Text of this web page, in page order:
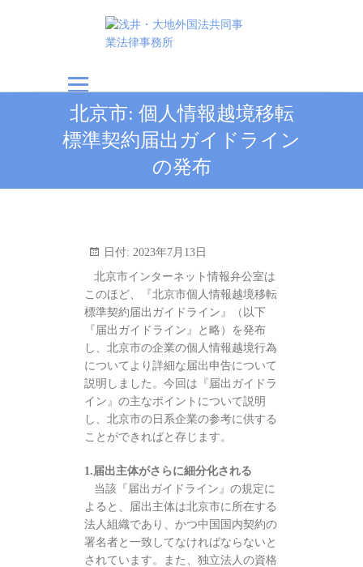
浅井・大地外国法共
同事業法律事務所
北京市: 個人情報越境移転
標準契約届出ガイドライン
の発布
日付: 2023年7月13日
北京市インターネット情報弁公室は
このほど、『北京市個人情報越境移転
標準契約届出ガイドライン』（以下
『届出ガイドライン』と略）を発布
し、北京市の企業の個人情報越境行為
についてより詳細な届出申告について
説明しました。今回は『届出ガイドラ
イン』の主なポイントについて説明
し、北京市の日系企業の参考に供する
ことができればと存じます。
1.届出主体がさらに細分化される
当該『届出ガイドライン』の規定に
よると、届出主体は北京市に所在する
法人組織であり、かつ中国国内契約の
署名者と一致してなければならないと
されています。また、独立法人の資格